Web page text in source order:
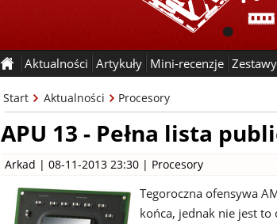
Aktualności Artykuły Mini-recenzje
Start Aktualności Procesory
APU 13 - Pełna lista
Arkad | 08-11-2013 23:30 | Procesory
Tegoroczna ofensywa
końca, jednak nie jest